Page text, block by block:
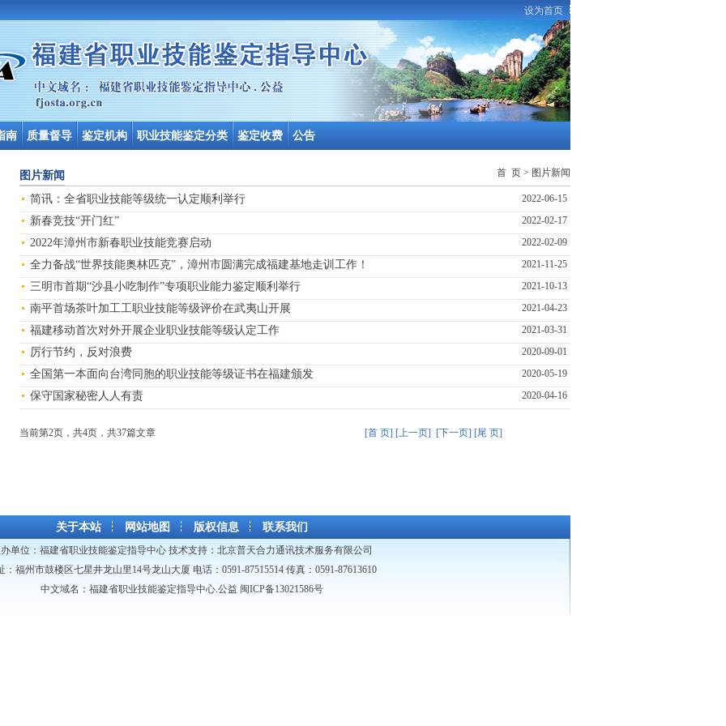
设为首页
南 质量督导 鉴定机构 职业技能鉴定分类 鉴定收费 公告
图片新闻 首 页 > 图片新闻
简讯：全省职业技能等级统一认定顺利举行 2022-06-15
新春竞技“开门红” 2022-02-17
2022年漳州市新春职业技能竞赛启动 2022-02-09
全力备战“世界技能奥林匹克”，漳州市圆满完成福建基地走训工作！ 2021-11-25
三明市首期“沙县小吃制作”专项职业能力鉴定顺利举行 2021-10-13
南平首场茶叶加工工职业技能等级评价在武夷山开展 2021-04-23
福建移动首次对外开展企业职业技能等级认定工作 2021-03-31
厉行节约，反对浪费 2020-09-01
全国第一本面向台湾同胞的职业技能等级证书在福建颁发 2020-05-19
保守国家秘密人人有责 2020-04-16
当前第2页，共4页，共37篇文章 [首 页] [上一页] [下一页] [尾 页]
关于本站 网站地图 版权信息 联系我们
单位： 福建省职业技能鉴定指导中心技术支持： 北京普天合力通讯技术服务有限公司
：福州市鼓楼区七星井龙山里14号龙山大厦 电话：0591-87515514 传真：0591-87613610
中文域名：福建省职业技能鉴定指导中心.公益 闽ICP备13021586号